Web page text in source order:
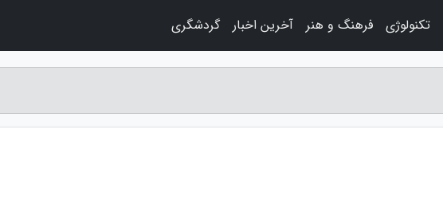
تکنولوژی فرهنگ و هنر آخرین اخبار گردشگری